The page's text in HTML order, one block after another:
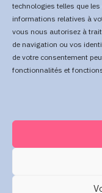
technologies telles que
informations relatives à
vous nous autorisez à
de navigation ou vos
de votre consentement
fonctionnalités et
Direct
Action